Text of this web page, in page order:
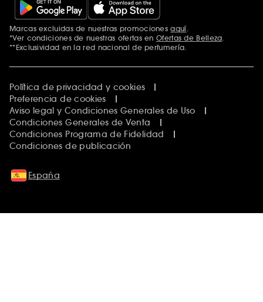
Marcas excluidas de nuestras promocionesaquí
*Ver condiciones de nuestras ofertas en Ofertas de Belleza
**Exclusividad en la red nacional de perfumería.
Política de privacidad y cookies
Preferencia de cookies
Aviso legal y Condiciones Generales de Uso
Condiciones Generales de Venta
Condiciones Programa de Fidelidad
Condiciones de publicación
España